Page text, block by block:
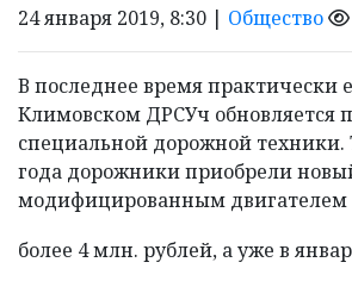
24 января 2019, 8:30 | Общество
В последнее время практически
Климовском ДРСУч обновляется
специальной дорожной техники.
года дорожники приобрели
модифицированным двигателем
более 4 млн. рублей, а уже в